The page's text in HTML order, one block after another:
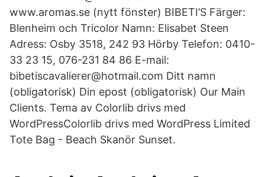
www.aromas.se (nytt fönster) BIBETI’S Färger:
Blenheim och Tricolor Namn: Elisabet Steen
Adress: Osby 3518, 242 93 Hörby Telefon: 0410-
33 23 15, 076-231 84 86 E-mail:
bibetiscavalierer@hotmail.com Ditt namn
(obligatorisk) Din epost (obligatorisk) Our Main
Clients. Tema av Colorlib drivs med
WordPressColorlib drivs med WordPress Limited
Tote Bag - Beach Skanör Sunset.